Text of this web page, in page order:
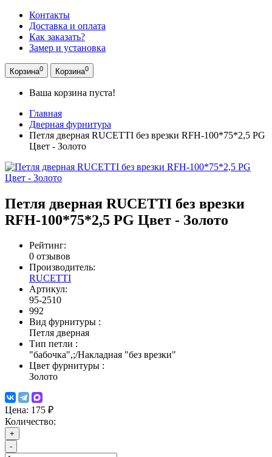
Контакты
Доставка и оплата
Как заказать?
Замер и установка
Корзина0 Корзина0
Ваша корзина пуста!
Главная
Дверная фурнитура
Петля дверная RUCETTI без врезки RFH-100*75*2,5 PG
Цвет - Золото
Петля дверная RUCETTI без врезки
RFH-100*75*2,5 PG Цвет - Золото
Рейтинг:
0 отзывов
Производитель:
RUCETTI
Артикул:
95-2510
992
Вид фурнитуры :
Петля дверная
Тип петли :
"бабочка",;/Накладная "без врезки"
Цвет фурнитуры :
Золото
Цена: 175 ₽
Количество:
+
-